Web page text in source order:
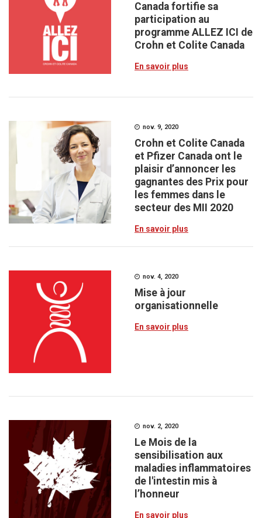
Canada fortifie sa
participation au
programme ALLEZ ICI de
Crohn et Colite Canada
En savoir plus
nov. 9, 2020
Crohn et Colite Canada
et Pfizer Canada ont le
plaisir d’annoncer les
gagnantes des Prix pour
les femmes dans le
secteur des MII 2020
En savoir plus
nov. 4, 2020
Mise à jour
organisationnelle
En savoir plus
nov. 2, 2020
Le Mois de la
sensibilisation aux
maladies inflammatoires
de l'intestin mis à
l’honneur
En savoir plus